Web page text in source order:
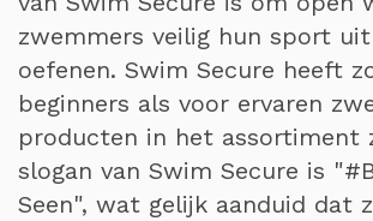
zwemmers veilig hun sport
oefenen. Swim Secure heeft
beginners als voor ervaren
producten in het assortiment
slogan van Swim Secure is
Seen", wat gelijk aanduid dat